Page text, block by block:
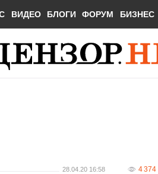
ВИДЕО БЛОГИ ФОРУМ БИЗНЕС
28.04.20 16:58 4 374